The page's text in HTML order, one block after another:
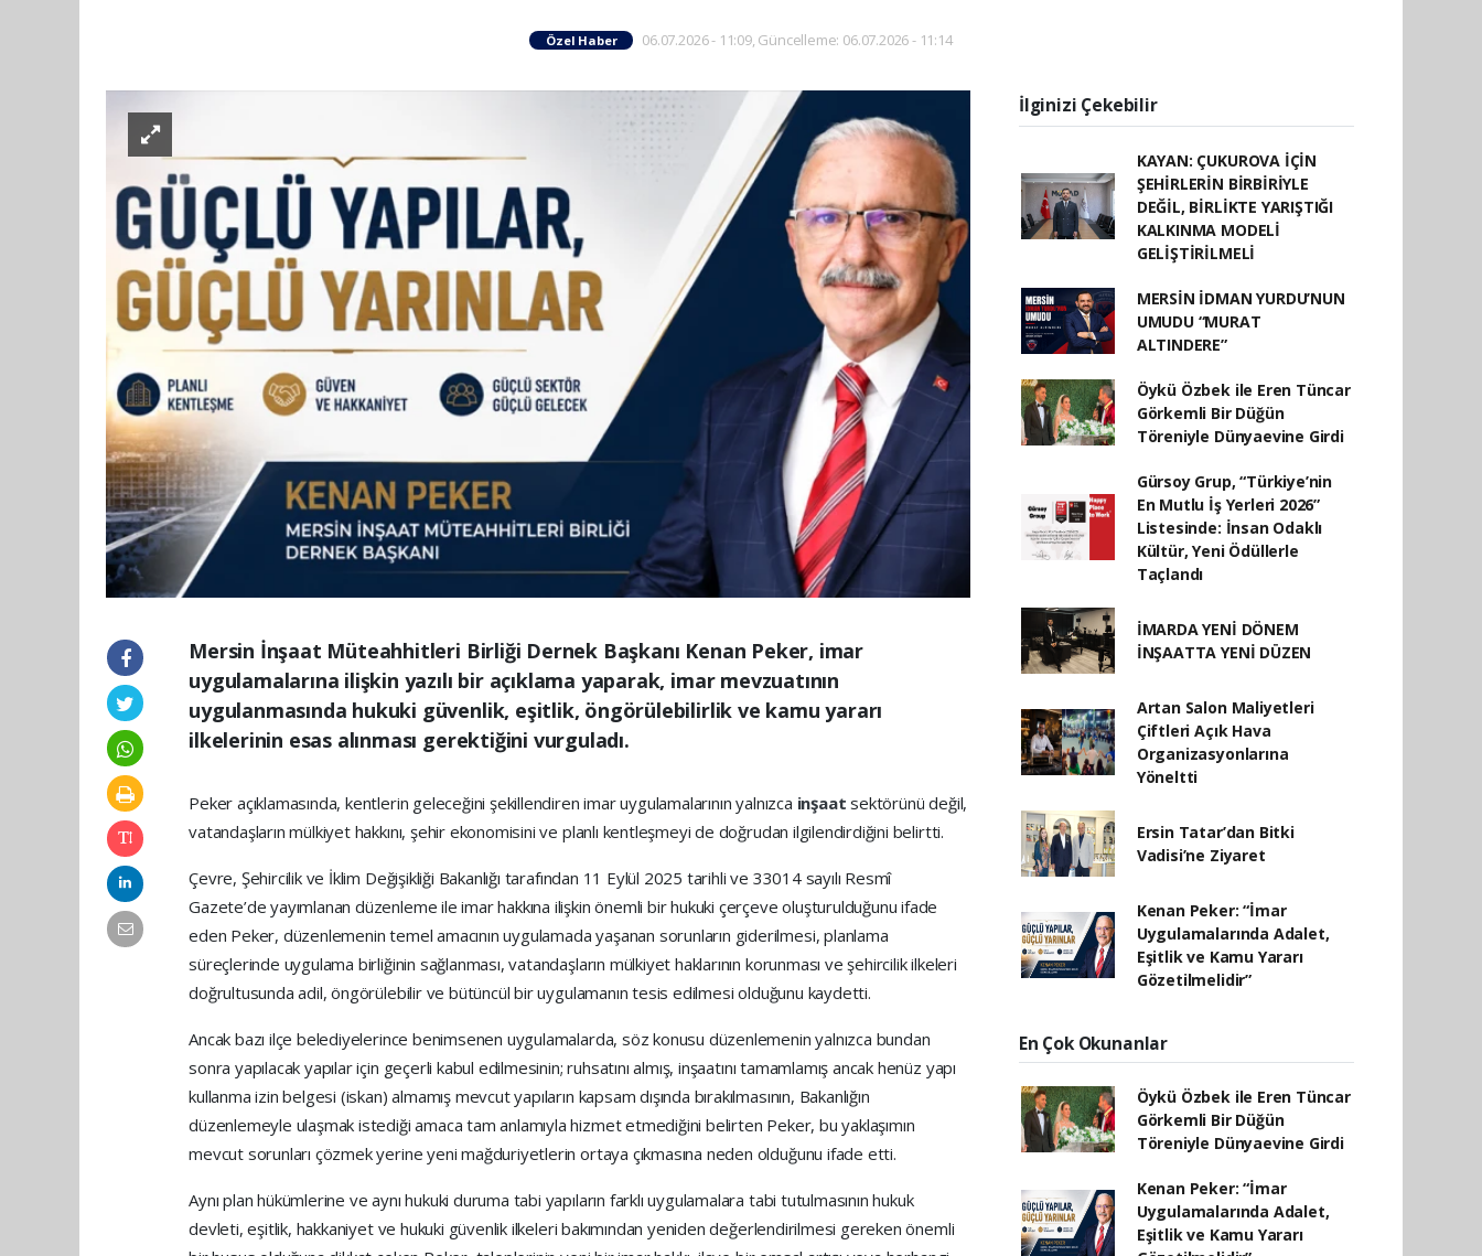
Özel Haber 06.07.2026 - 11:09, Güncelleme: 06.07.2026 - 11:14
Mersin İnşaat Müteahhitleri Birliği Dernek Başkanı Kenan Peker, imar
uygulamalarına ilişkin yazılı bir açıklama yaparak, imar mevzuatının
uygulanmasında hukuki güvenlik, eşitlik, öngörülebilirlik ve kamu yararı
ilkelerinin esas alınması gerektiğini vurguladı.
Peker açıklamasında, kentlerin geleceğini şekillendiren imar uygulamalarının yalnızca inşaatsektörünü değil,
vatandaşların mülkiyet hakkını, şehir ekonomisini ve planlı kentleşmeyi de doğrudan ilgilendirdiğini belirtti.
Çevre, Şehircilik ve İklim Değişikliği Bakanlığı tarafından 11 Eylül 2025 tarihli ve 33014 sayılı Resmî
Gazete’de yayımlanan düzenleme ile imar hakkına ilişkin önemli bir hukuki çerçeve oluşturulduğunu ifade
eden Peker, düzenlemenin temel amacının uygulamada yaşanan sorunların giderilmesi, planlama
süreçlerinde uygulama birliğinin sağlanması, vatandaşların mülkiyet haklarının korunması ve şehircilik ilkeleri
doğrultusunda adil, öngörülebilir ve bütüncül bir uygulamanın tesis edilmesi olduğunu kaydetti.
Ancak bazı ilçe belediyelerince benimsenen uygulamalarda, söz konusu düzenlemenin yalnızca bundan
sonra yapılacak yapılar için geçerli kabul edilmesinin; ruhsatını almış, inşaatını tamamlamış ancak henüz yapı
kullanma izin belgesi (iskan) almamış mevcut yapıların kapsam dışında bırakılmasının, Bakanlığın
düzenlemeyle ulaşmak istediği amaca tam anlamıyla hizmet etmediğini belirten Peker, bu yaklaşımın
mevcut sorunları çözmek yerine yeni mağduriyetlerin ortaya çıkmasına neden olduğunu ifade etti.
Aynı plan hükümlerine ve aynı hukuki duruma tabi yapıların farklı uygulamalara tabi tutulmasının hukuk
devleti, eşitlik, hakkaniyet ve hukuki güvenlik ilkeleri bakımından yeniden değerlendirilmesi gereken önemli
İlginizi Çekebilir
KAYAN: ÇUKUROVA İÇİN
ŞEHİRLERİN BİRBİRİYLE
DEĞİL, BİRLİKTE YARIŞTIĞI
KALKINMA MODELİ
GELİŞTİRİLMELİ
MERSİN İDMAN YURDU’NUN
UMUDU “MURAT
ALTINDERE”
Öykü Özbek ile Eren Tüncar
Görkemli Bir Düğün
Töreniyle Dünyaevine Girdi
Gürsoy Grup, “Türkiye’nin
En Mutlu İş Yerleri 2026”
Listesinde: İnsan Odaklı
Kültür, Yeni Ödüllerle
Taçlandı
İMARDA YENİ DÖNEM
İNŞAATTA YENİ DÜZEN
Artan Salon Maliyetleri
Çiftleri Açık Hava
Organizasyonlarına
Yöneltti
Ersin Tatar’dan Bitki
Vadisi’ne Ziyaret
Kenan Peker: “İmar
Uygulamalarında Adalet,
Eşitlik ve Kamu Yararı
Gözetilmelidir”
En Çok Okunanlar
Öykü Özbek ile Eren Tüncar
Görkemli Bir Düğün
Töreniyle Dünyaevine Girdi
Kenan Peker: “İmar
Uygulamalarında Adalet,
Eşitlik ve Kamu Yararı